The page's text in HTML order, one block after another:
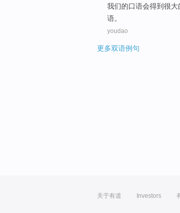
我们的口语会得到很大
语。
youdao
更多双语例句
关于有道 Investors